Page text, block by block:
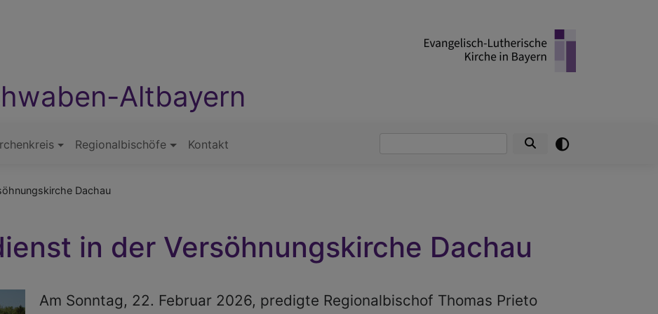
Altbayern
Regionalbischöfe Kontakt
Dachau
in der Versöhnungskirche Dachau
Am Sonntag, 22. Februar 2026, predigte Regionalbischof Thomas Prieto